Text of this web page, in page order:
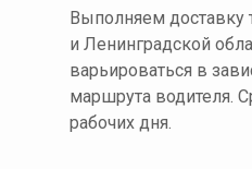
Выполняем доставку
и Ленинградской
варьироваться в
маршрута водителя.
рабочих дня.